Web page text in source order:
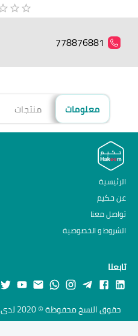
778876881
معلومات منتجات
الرئيسية
عن حكيم
تواصل معنا
الشروط و الخصوصية
تابعنا
حقوق النسخ محفوظة © 2020 لدى